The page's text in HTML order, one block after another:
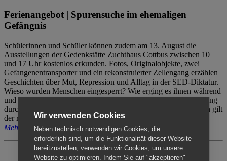
Ferienangebot | Spurensuche im ehemaligen
Gefängnis
Schülerinnen und Schüler können zudem am 13. August die
Ausstellungen der Gedenkstätte Zuchthaus Cottbus zwischen 10
und 17 Uhr kostenlos erkunden. Fotos, Originalobjekte, zwei
Gefangenentransporter und ein rekonstruierter Zellengang erzählen
Geschichten über Mut, Repression und Alltag in der SED-Diktatur.
Wieso wurden Menschen eingesperrt? Wie erging es ihnen während
und nach der Haft? Der Besuch erfolgt individuell ohne Betreuung
durch das Menschenrechtszentrum Cottbus. Für Begleitpersonen gilt
der reguläre Eintritt (8€ / ermäßigt 5€).
Mehr erfahren
Wir verwenden Cookies
Neben technisch notwendigen Cookies, die
erforderlich sind, um die Funktionalität dieser Website
bereitzustellen, verwenden wir Cookies, um unsere
Website zu optimieren. Indem Sie auf "akzeptieren"